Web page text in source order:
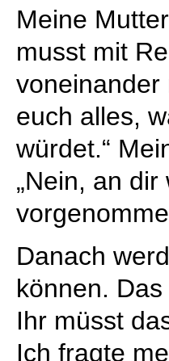
Meine
musst mit
voneinander
euch alles,
würdet.“
„Nein, an
Danach
können.
Ihr müsst
Ich fragte